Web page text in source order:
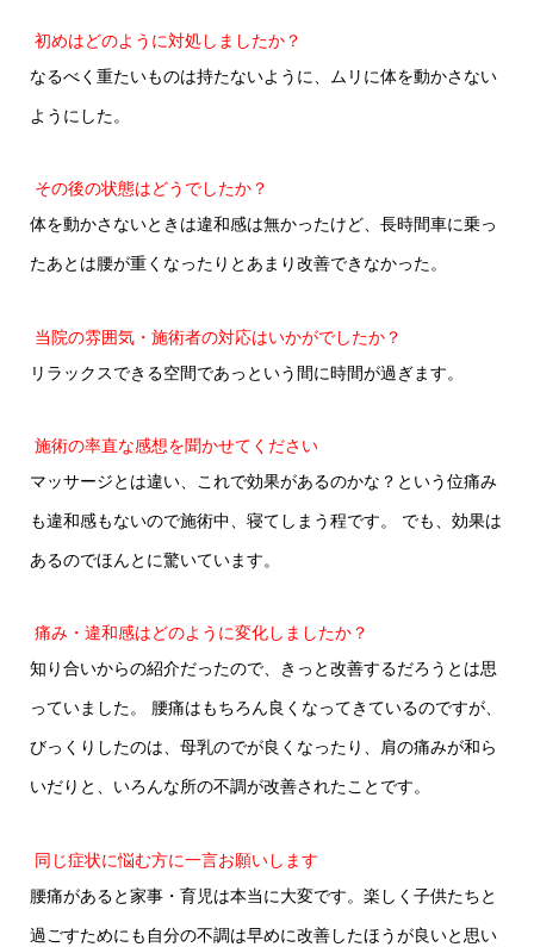
初めはどのように対処しましたか？
なるべく重たいものは持たないように、ムリに体を動かさない
ようにした。
その後の状態はどうでしたか？
体を動かさないときは違和感は無かったけど、長時間車に乗っ
たあとは腰が重くなったりとあまり改善できなかった。
当院の雰囲気・施術者の対応はいかがでしたか？
リラックスできる空間であっという間に時間が過ぎます。
施術の率直な感想を聞かせてください
マッサージとは違い、これで効果があるのかな？という位痛み
も違和感もないので施術中、寝てしまう程です。 でも、効果は
あるのでほんとに驚いています。
痛み・違和感はどのように変化しましたか？
知り合いからの紹介だったので、きっと改善するだろうとは思
っていました。 腰痛はもちろん良くなってきているのですが、
びっくりしたのは、母乳のでが良くなったり、肩の痛みが和ら
いだりと、いろんな所の不調が改善されたことです。
同じ症状に悩む方に一言お願いします
腰痛があると家事・育児は本当に大変です。楽しく子供たちと
過ごすためにも自分の不調は早めに改善したほうが良いと思い